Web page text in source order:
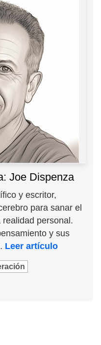
Joe Dispenza
y escritor,
para sanar el
personal.
y sus
Leer artículo